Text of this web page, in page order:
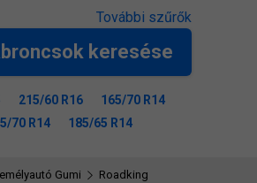
További szűrők
keresése
215/60 R16
165/70 R14
70 R14
185/65 R14
Gumi Roadking